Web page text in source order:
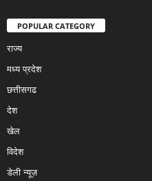
POPULAR CATEGORY
राज्य
मध्य प्रदेश
छत्तीसगढ
देश
खेल
विदेश
डेली न्यूज़